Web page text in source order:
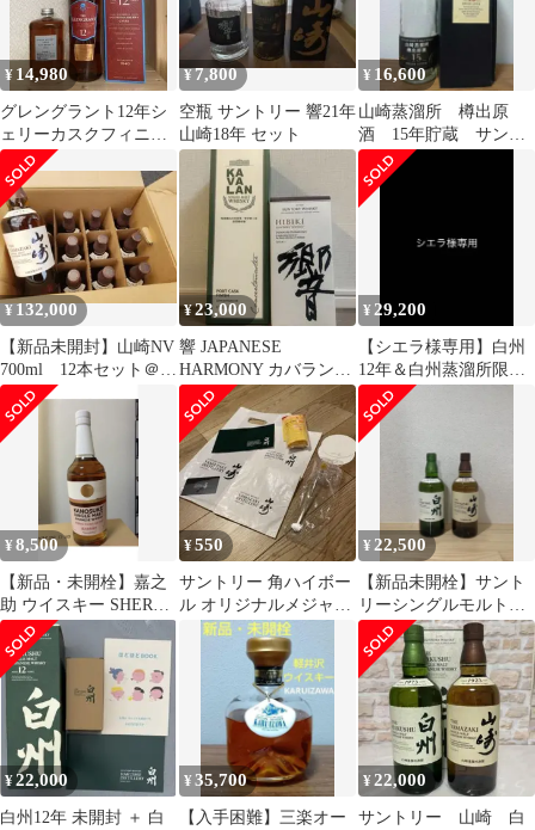
¥ 14,980
グレングラント12年シ
ェリーカスクフィニッ
シュ・フロムザバレル
¥7,800
空瓶 サントリー 響21年
山崎18年 セット
¥ 16,600
山崎蒸溜所 樽出原
酒 15年貯蔵 サント
リー
¥132,000
【新品未開封】山崎NV
700ml 12本セット＠
11,000
¥23,000
響 JAPANESE
HARMONY カバランポ
ートカスク 2本セッ
ト
¥ 29,200
【シエラ様専用】白州
12年＆白州蒸溜所限
定 飲み比べセット
¥8,500
【新品・未開栓】嘉之
助 ウイスキー SHERRY
CASKS VATTED
¥550
サントリー 角ハイボー
ル オリジナルメジャー
カップ付きマドラー
おまけ付き
¥ 22,500
【新品未開栓】サント
リーシングルモルトウ
イスキー 山崎NV・白
¥22,000
白州12年 未開封 ＋ 白
¥35,700
【入手困難】三楽オー
¥22,000
サントリー 山崎 白